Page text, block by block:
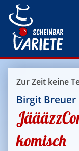
Zur Zeit keine
Birgit Breuer
komisch